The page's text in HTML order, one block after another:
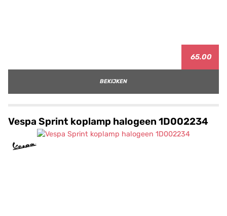
65.00
BEKIJKEN
Vespa Sprint koplamp halogeen 1D002234